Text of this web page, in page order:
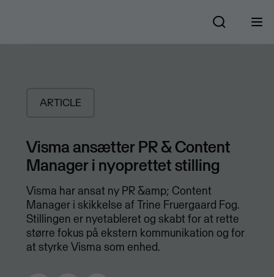
ARTICLE
Visma ansætter PR & Content
Manager i nyoprettet stilling
Visma har ansat ny PR &amp; Content
Manager i skikkelse af Trine Fruergaard Fog.
Stillingen er nyetableret og skabt for at rette
større fokus på ekstern kommunikation og for
at styrke Visma som enhed.